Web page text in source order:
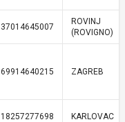
37014645007
ROVINJ
(ROVIGNO)
69914640215 ZAGREB
18257277698 KARLOVAC